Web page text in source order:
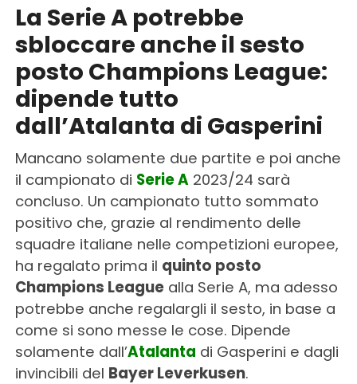
La Serie A potrebbe
sbloccare anche il sesto
posto Champions League:
dipende tutto
dall’Atalanta di Gasperini
Mancano solamente due partite e poi anche
il campionato di Serie A2023/24 sarà
concluso. Un campionato tutto sommato
positivo che, grazie al rendimento delle
squadre italiane nelle competizioni europee,
ha regalato prima il quinto posto
Champions Leaguealla Serie A, ma adesso
potrebbe anche regalargli il sesto, in base a
come si sono messe le cose. Dipende
solamente dall’Atalanta di Gasperini e dagli
invincibili del Bayer Leverkusen.